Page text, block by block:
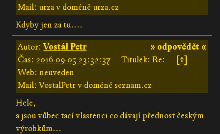
Mail: urza v doméně urza.cz
Kdyby jen za tu....
» odpovědět «
Autor:Vostál Petr
Čas: 2016-09-05 23:32:37 Titulek: Re:
[↑]
Web: neuveden
Mail: VostalPetr v doméně seznam.cz
Hele,
a jsou vůbec tací vlastenci co dávají přednost českým
výrobkům...